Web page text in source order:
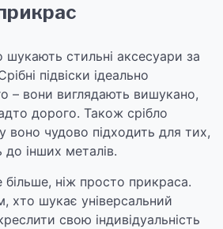
стильні аксесуари за
підвіски ідеально
– вони виглядають вишукано,
дорого. Також срібло
воно чудово підходить для тих,
до інших металів.
більше, ніж просто прикраса.
хто шукає універсальний
свою індивідуальність